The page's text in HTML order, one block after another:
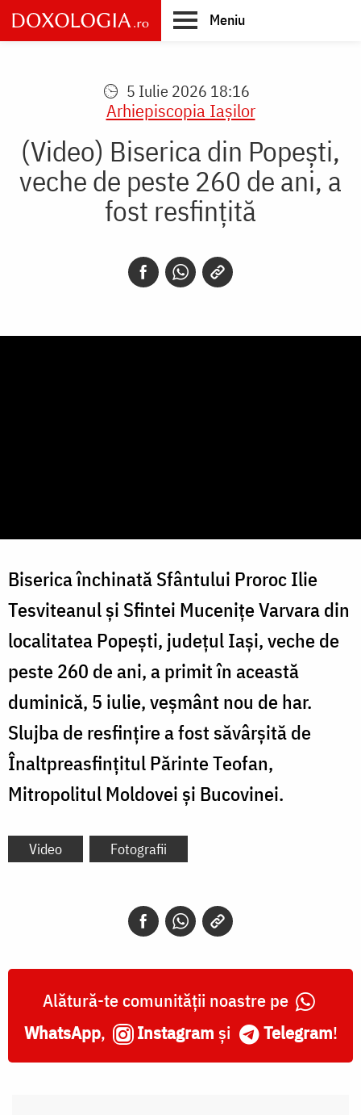
Skip
to
main
Meniu
5 Iulie 2026 18:16
Arhiepiscopia Iaşilor
(Video) Biserica din Popești,
veche de peste 260 de ani, a
fost resfințită
Biserica închinată Sfântului Proroc Ilie
Tesviteanul și Sfintei Mucenițe Varvara din
localitatea Popești, județul Iași, veche de
peste 260 de ani, a primit în această
duminică, 5 iulie, veșmânt nou de har.
Slujba de resfințire a fost săvârșită de
Înaltpreasfințitul Părinte Teofan,
Mitropolitul Moldovei și Bucovinei.
Video Fotografii
Alătură-te comunității noastre pe
WhatsApp, Instagram și Telegram!